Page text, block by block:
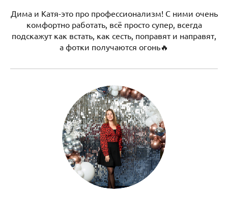
Дима и Катя-это про профессионализм! С ними очень
комфортно работать, всё просто супер, всегда
подскажут как встать, как сесть, поправят и направят,
а фотки получаются огонь🔥